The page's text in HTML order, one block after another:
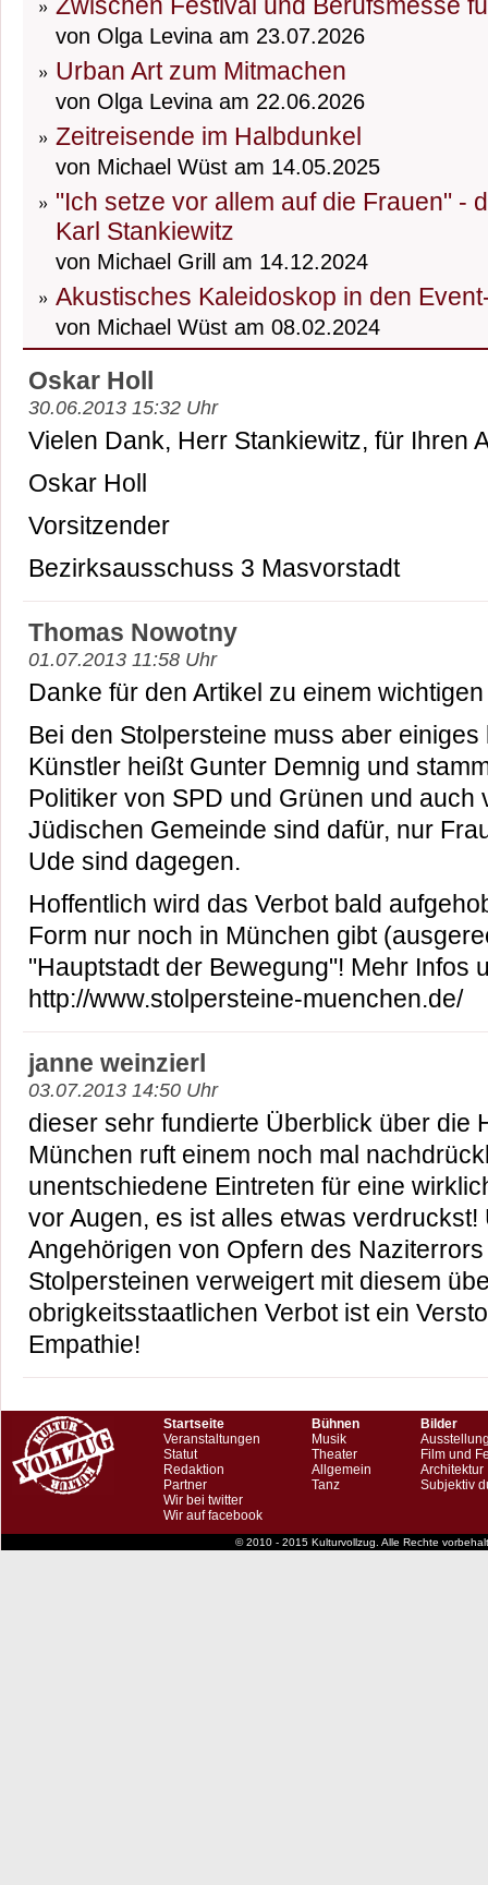
von Olga Levina am 23.07.2026
Urban Art zum Mitmachen
von Olga Levina am 22.06.2026
Zeitreisende im Halbdunkel
von Michael Wüst am 14.05.2025
"Ich setze vor allem auf die Frauen" -
Karl Stankiewitz
von Michael Grill am 14.12.2024
Akustisches Kaleidoskop in den
von Michael Wüst am 08.02.2024
Oskar Holl
30.06.2013 15:32 Uhr
Vielen Dank, Herr Stankiewitz, für Ihren
Oskar Holl
Vorsitzender
Bezirksausschuss 3 Masvorstadt
Thomas Nowotny
01.07.2013 11:58 Uhr
Danke für den Artikel zu einem
Bei den Stolpersteine muss aber
Künstler heißt Gunter Demnig und
Politiker von SPD und Grünen und auch
Jüdischen Gemeinde sind dafür, nur
Ude sind dagegen.
Hoffentlich wird das Verbot bald
Form nur noch in München gibt
"Hauptstadt der Bewegung"! Mehr Infos
http://www.stolpersteine-muenchen.de/
janne weinzierl
03.07.2013 14:50 Uhr
dieser sehr fundierte Überblick über die
München ruft einem noch mal
unentschiedene Eintreten für eine
vor Augen, es ist alles etwas verdruckst!
Angehörigen von Opfern des
Stolpersteinen verweigert mit diesem
obrigkeitsstaatlichen Verbot ist ein
Empathie!
Startseite
Veranstaltungen
Statut
Redaktion
Partner
Wir bei twitter
Wir auf facebook
Bühnen
Musik
Theater
Allgemein
Tanz
Bilder
Film und
Architektur
Subjektiv
© 2010 - 2015 Kulturvollzug. Alle Rechte